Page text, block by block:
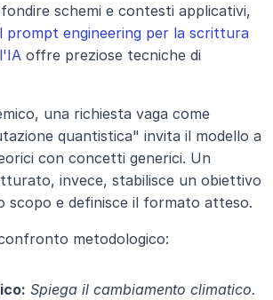
schemi e contesti applicativi,
prompt engineering per la scrittura
offre preziose tecniche di
una richiesta vaga come
quantistica" invita il modello a
con concetti generici. Un
invece, stabilisce un obiettivo
scopo e definisce il formato atteso.
metodologico:
Spiega il cambiamento climatico.